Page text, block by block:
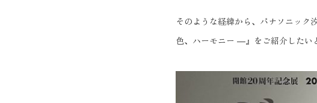
そのような経緯から、パナソニック
色、ハーモニー ―』をご紹介したい